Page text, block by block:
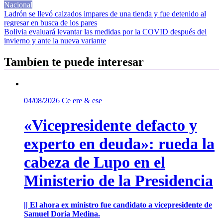
Nacional
Navegación
de
entradas
Ladrón se llevó calzados impares de una tienda y fue detenido al
regresar en busca de los pares
Bolivia evaluará levantar las medidas por la COVID después del
invierno y ante la nueva variante
Tambíen te puede interesar
04/08/2026 Ce ere & ese
«Vicepresidente defacto y
experto en deuda»: rueda la
cabeza de Lupo en el
Ministerio de la Presidencia
|| El ahora ex ministro fue candidato a vicepresidente de
Samuel Doria Medina.